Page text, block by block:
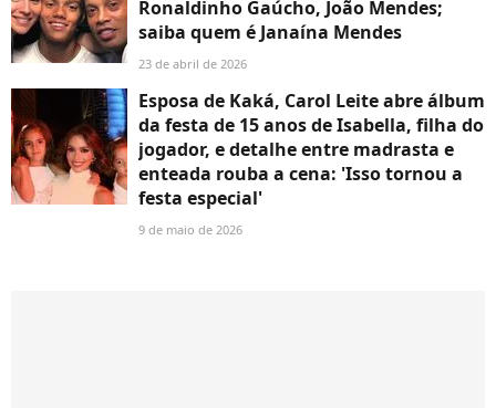
Ronaldinho Gaúcho, João Mendes;
saiba quem é Janaína Mendes
23 de abril de 2026
Esposa de Kaká, Carol Leite abre álbum
da festa de 15 anos de Isabella, filha do
jogador, e detalhe entre madrasta e
enteada rouba a cena: 'Isso tornou a
festa especial'
9 de maio de 2026